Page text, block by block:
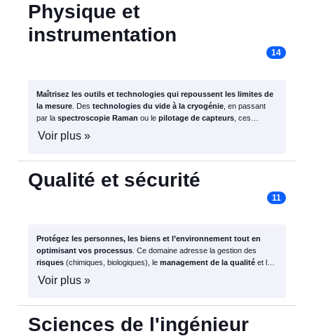
Physique et
instrumentation
14
Maîtrisez les outils et technologies qui repoussent les limites de
la mesure . Des technologies du vide à la cryogénie , en passant
par la spectroscopie Raman ou le pilotage de capteurs , ces
formations vous forment à la pointe de l’instrumentation physique.
Voir plus »
Qualité et sécurité
11
Protégez les personnes, les biens et l’environnement tout en
optimisant vos processus . Ce domaine adresse la gestion des
risques (chimiques, biologiques), le management de la qualité et la
RSE , pour garantir l’excellence et la durabilité des activités en
laboratoire et en entreprise.
Voir plus »
Sciences de l'ingénieur